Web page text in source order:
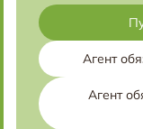
Агент
Агент